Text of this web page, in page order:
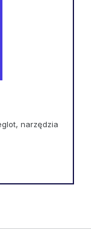
narzędzia